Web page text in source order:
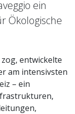
ein
Ökologische
entwickelte
am intensivsten
– ein